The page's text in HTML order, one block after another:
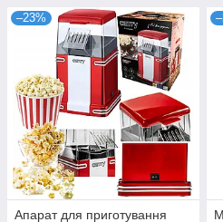
–23%
Апарат для приготування